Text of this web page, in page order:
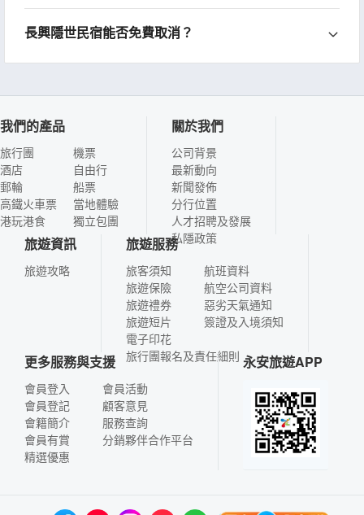
長興隱世民宿能否免費取消？
我們的產品
旅行團
酒店
郵輪
高鐵火車票
港玩港食
機票
自由行
船票
當地體驗
獨立包團
關於我們
公司背景
最新動向
新聞發佈
分行位置
人才招聘及發展
私隱政策
旅遊資訊
旅遊攻略
旅遊服務
旅客須知
旅遊保險
旅遊禮券
旅遊短片
電子印花
航班資料
航空公司資料
惡劣天氣通知
簽證及入境須知
旅行團報名及責任細則
更多服務與支援
會員登入
會員登記
會籍簡介
會員有賞
精選優惠
會員活動
顧客意見
服務查詢
分銷夥伴合作平台
永安旅遊APP